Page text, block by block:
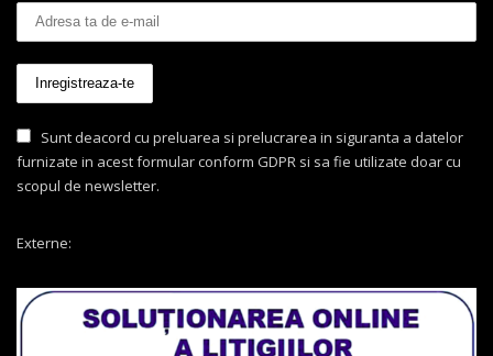
Sunt deacord cu preluarea si prelucrarea in siguranta a datelor
furnizate in acest formular conform GDPR si sa fie utilizate doar cu
scopul de newsletter.
Externe: